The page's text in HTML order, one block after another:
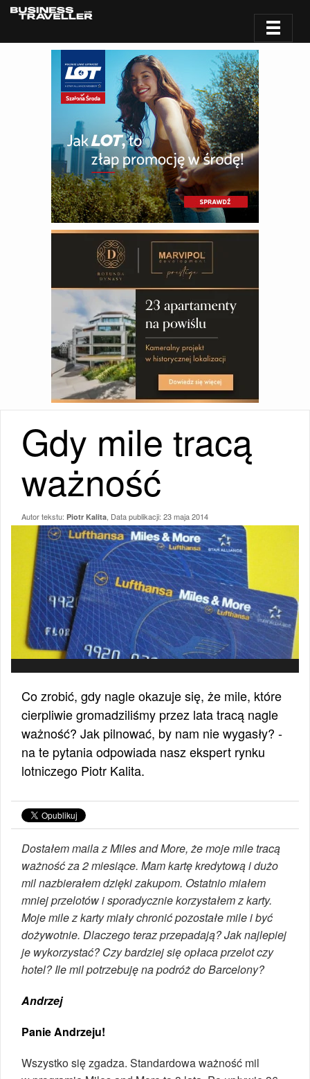
Gdy mile tracą
ważność
Autor tekstu: Piotr Kalita , Data publikacji: 23 maja 2014
Co zrobić, gdy nagle okazuje się, że mile, które
cierpliwie gromadziliśmy przez lata tracą nagle
ważność? Jak pilnować, by nam nie wygasły? -
na te pytania odpowiada nasz ekspert rynku
lotniczego Piotr Kalita.
Dostałem maila z Miles and More, że moje mile tracą
ważność za 2 miesiące. Mam kartę kredytową i dużo
mil nazbierałem dzięki zakupom. Ostatnio miałem
mniej przelotów i sporadycznie korzystałem z karty.
Moje mile z karty miały chronić pozostałe mile i być
dożywotnie. Dlaczego teraz przepadają? Jak najlepiej
je wykorzystać? Czy bardziej się opłaca przelot czy
hotel? Ile mil potrzebuję na podróż do Barcelony?
Andrzej
Panie Andrzeju!
Wszystko się zgadza. Standardowa ważność mil